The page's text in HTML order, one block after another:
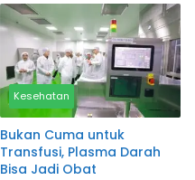
Kesehatan
Bukan Cuma untuk
Transfusi, Plasma Darah
Bisa Jadi Obat